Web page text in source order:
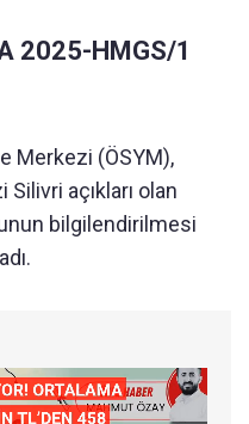
2025-HMGS/1
Merkezi (ÖSYM),
açıkları olan
bilgilendirilmesi